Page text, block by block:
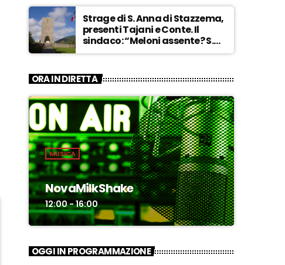
Strage di S. Anna di Stazzema,
presenti Tajani e Conte. Il
sindaco: “Meloni assente? S.
Anna aperta tutto l’anno…” –
ORA IN DIRETTA
MUSICA
NovaMilkShake
12:00 - 16:00
OGGI IN PROGRAMMAZIONE